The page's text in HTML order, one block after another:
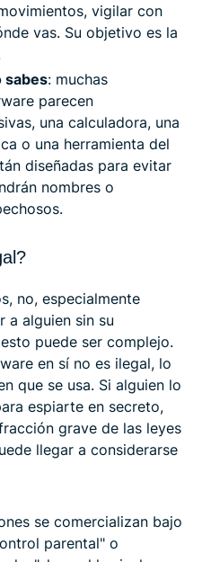
vigilar con
vas. Su objetivo es la
sabes: muchas
parecen
una calculadora, una
o una herramienta del
diseñadas para evitar
nombres o
no, especialmente
a alguien sin su
puede ser complejo.
en sí no es ilegal, lo
que se usa. Si alguien lo
espiarte en secreto,
grave de las leyes
llegar a considerarse
se comercializan bajo
parental" o